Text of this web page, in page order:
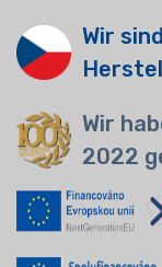
Wir
Wir
2022